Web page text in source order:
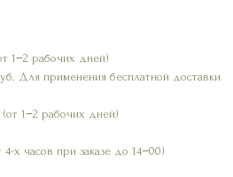
1−2 рабочих дней)
Для применения бесплатной доставки
1−2 рабочих дней)
х часов при заказе до 14−00)